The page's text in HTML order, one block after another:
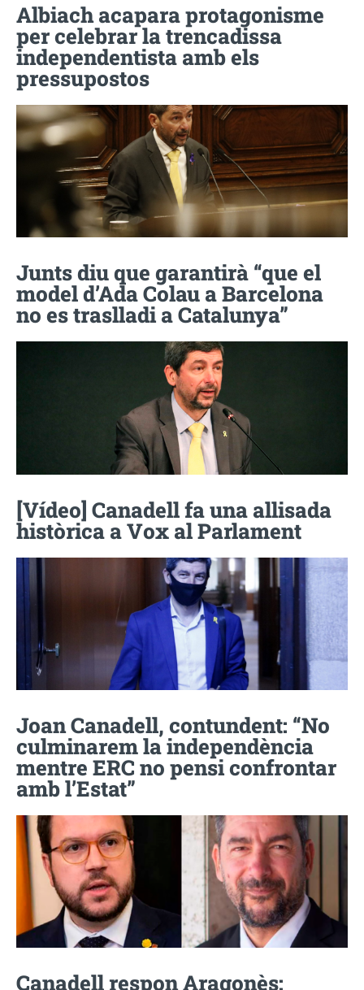
Albiach acapara protagonisme
per celebrar la trencadissa
independentista amb els
pressupostos
Junts diu que garantirà “que el
model d’Ada Colau a Barcelona
no es traslladi a Catalunya”
[Vídeo] Canadell fa una allisada
històrica a Vox al Parlament
Joan Canadell, contundent: “No
culminarem la independència
mentre ERC no pensi confrontar
amb l’Estat”
Canadell respon Aragonès: